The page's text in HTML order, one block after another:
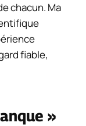
chacun. Ma
fiable,
»